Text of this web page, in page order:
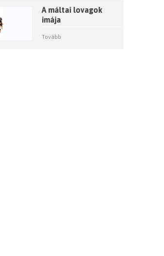
A máltai lovagok
imája
Tovább